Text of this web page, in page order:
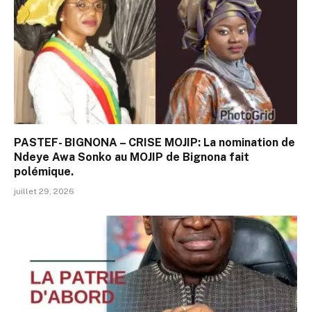
PASTEF- BIGNONA – CRISE MOJIP: La nomination de
Ndeye Awa Sonko au MOJIP de Bignona fait
polémique.
juillet 29, 2026